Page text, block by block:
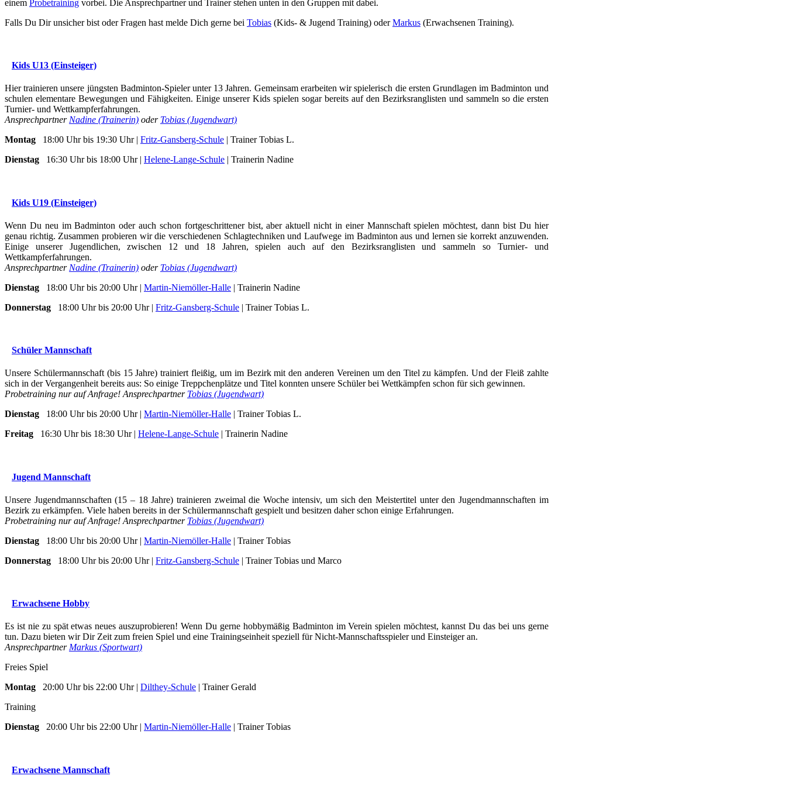
einem Probetraining vorbei. Die Ansprechpartner und Trainer stehen unten in den Gruppen mit dabei.
Falls Du Dir unsicher bist oder Fragen hast melde Dich gerne bei Tobias (Kids- & Jugend Training) oderMarkus (Erwachsenen Training).
Kids U13 (Einsteiger)
Hier trainieren unsere jüngsten Badminton-Spieler unter 13 Jahren. Gemeinsam erarbeiten wir spielerisch die ersten Grundlagen im Badminton und
schulen elementare Bewegungen und Fähigkeiten. Einige unserer Kids spielen sogar bereits auf den Bezirksranglisten und sammeln so die ersten
Turnier- und Wettkampferfahrungen.
Ansprechpartner Nadine (Trainerin) oder Tobias (Jugendwart)
Montag 18:00 Uhr bis 19:30 Uhr | Fritz-Gansberg-Schule | Trainer Tobias L.
Dienstag 16:30 Uhr bis 18:00 Uhr | Helene-Lange-Schule | Trainerin Nadine
Kids U19 (Einsteiger)
Wenn Du neu im Badminton oder auch schon fortgeschrittener bist, aber aktuell nicht in einer Mannschaft spielen möchtest, dann bist Du hier
genau richtig. Zusammen probieren wir die verschiedenen Schlagtechniken und Laufwege im Badminton aus und lernen sie korrekt anzuwenden.
Einige unserer Jugendlichen, zwischen 12 und 18 Jahren, spielen auch auf den Bezirksranglisten und sammeln so Turnier- und
Wettkampferfahrungen.
Ansprechpartner Nadine (Trainerin) oder Tobias (Jugendwart)
Dienstag 18:00 Uhr bis 20:00 Uhr | Martin-Niemöller-Halle | Trainerin Nadine
Donnerstag 18:00 Uhr bis 20:00 Uhr | Fritz-Gansberg-Schule | Trainer Tobias L.
Schüler Mannschaft
Unsere Schülermannschaft (bis 15 Jahre) trainiert fleißig, um im Bezirk mit den anderen Vereinen um den Titel zu kämpfen. Und der Fleiß zahlte
sich in der Vergangenheit bereits aus: So einige Treppchenplätze und Titel konnten unsere Schüler bei Wettkämpfen schon für sich gewinnen.
Probetraining nur auf Anfrage! Ansprechpartner Tobias (Jugendwart)
Dienstag 18:00 Uhr bis 20:00 Uhr | Martin-Niemöller-Halle | Trainer Tobias L.
Freitag 16:30 Uhr bis 18:30 Uhr | Helene-Lange-Schule | Trainerin Nadine
Jugend Mannschaft
Unsere Jugendmannschaften (15 – 18 Jahre) trainieren zweimal die Woche intensiv, um sich den Meistertitel unter den Jugendmannschaften im
Bezirk zu erkämpfen. Viele haben bereits in der Schülermannschaft gespielt und besitzen daher schon einige Erfahrungen.
Probetraining nur auf Anfrage! Ansprechpartner Tobias (Jugendwart)
Dienstag 18:00 Uhr bis 20:00 Uhr | Martin-Niemöller-Halle | Trainer Tobias
Donnerstag 18:00 Uhr bis 20:00 Uhr | Fritz-Gansberg-Schule | Trainer Tobias und Marco
Erwachsene Hobby
Es ist nie zu spät etwas neues auszuprobieren! Wenn Du gerne hobbymäßig Badminton im Verein spielen möchtest, kannst Du das bei uns gerne
tun. Dazu bieten wir Dir Zeit zum freien Spiel und eine Trainingseinheit speziell für Nicht-Mannschaftsspieler und Einsteiger an.
AnsprechpartnerMarkus (Sportwart)
Freies Spiel
Montag 20:00 Uhr bis 22:00 Uhr | Dilthey-Schule | Trainer Gerald
Training
Dienstag 20:00 Uhr bis 22:00 Uhr | Martin-Niemöller-Halle | Trainer Tobias
Erwachsene Mannschaft